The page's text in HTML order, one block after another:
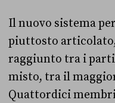
Il nuovo sistema
piuttosto
raggiunto tra i
misto, tra il
Quattordici